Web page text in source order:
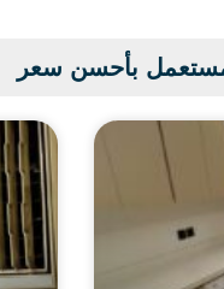
بأحسن سعر